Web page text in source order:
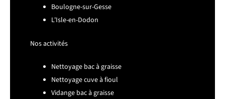
Boulogne-sur-Gesse
L'Isle-en-Dodon
Nos activités
Nettoyage bac à graisse
Nettoyage cuve à fioul
Vidange bac à graisse